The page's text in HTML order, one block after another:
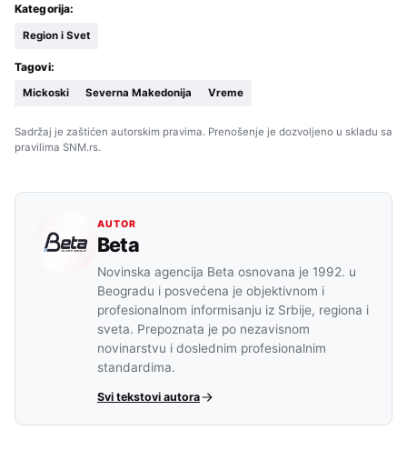
Kategorija:
Region i Svet
Tagovi:
Mickoski Severna Makedonija Vreme
Sadržaj je zaštićen autorskim pravima. Prenošenje je dozvoljeno u skladu sa
pravilima SNM.rs.
AUTOR
Beta
Novinska agencija Beta osnovana je 1992. u
Beogradu i posvećena je objektivnom i
profesionalnom informisanju iz Srbije, regiona i
sveta. Prepoznata je po nezavisnom
novinarstvu i doslednim profesionalnim
standardima.
Svi tekstovi autora